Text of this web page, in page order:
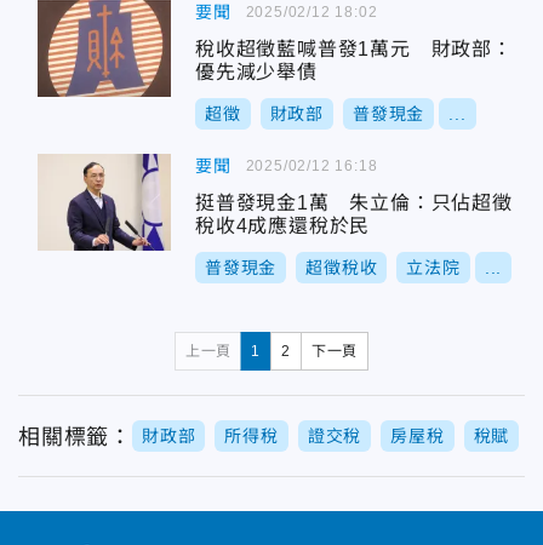
要聞
稅收超徵藍喊普發1萬元 財政部：
優先減少舉債
超徵 財政部 普發現金
2025/02/12 18:02
要聞
挺普發現金1萬 朱立倫：只佔超徵
稅收4成應還稅於民
普發現金 超徵稅收 立法院
2025/02/12 16:18
上一頁 1 2 下一頁
相關標籤： 財政部 所得稅 證交稅 房屋稅 稅賦